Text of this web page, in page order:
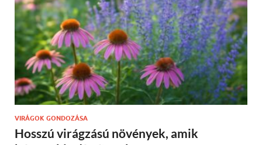
VIRÁGOK GONDOZÁSA
Hosszú virágzású növények, amik